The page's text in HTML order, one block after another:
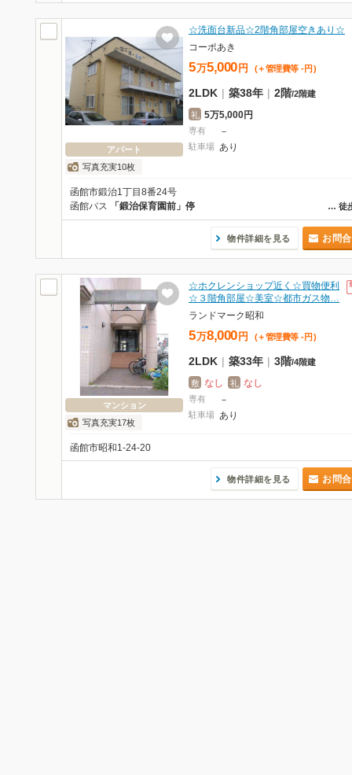
アパート
写真充実10枚
☆洗面台新品☆2階角部屋空きあり☆
コーポあき
5万5,000 円 (＋管理費等 - 円 )
2LDK | 築38年 | 2階/2階建
礼 5万5,000円
専有 －
駐車場 あり
函館市鍛治1丁目8番24号
… 徒
函館バス 「鍛治保育園前」停
物件詳細を見る お問
マンション
写真充実17枚
☆ホクレンショップ近く☆買物便利
☆３階角部屋☆美室☆都市ガス物…
ランドマーク昭和
5万8,000 円 (＋管理費等 - 円 )
2LDK | 築33年 | 3階/4階建
敷 なし 礼 なし
専有 －
駐車場 あり
函館市昭和1-24-20
物件詳細を見る お問